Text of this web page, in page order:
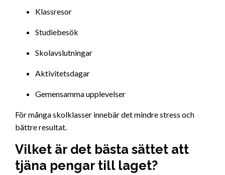
Klassresor
Studiebesök
Skolavslutningar
Aktivitetsdagar
Gemensamma upplevelser
För många skolklasser innebär det mindre stress och
bättre resultat.
Vilket är det bästa sättet att
tjäna pengar till laget?